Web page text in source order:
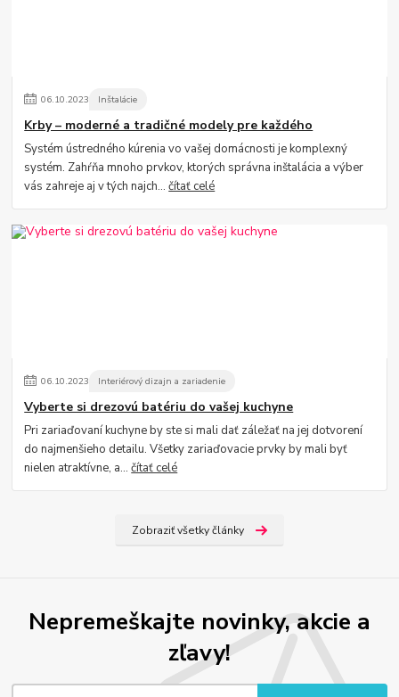
06.10.2023 Inštalácie
Krby – moderné a tradičné modely pre každého
Systém ústredného kúrenia vo vašej domácnosti je komplexný
systém. Zahŕňa mnoho prvkov, ktorých správna inštalácia a výber
vás zahreje aj v tých najch...čítať celé
06.10.2023 Interiérový dizajn a zariadenie
Vyberte si drezovú batériu do vašej kuchyne
Pri zariaďovaní kuchyne by ste si mali dať záležať na jej dotvorení
do najmenšieho detailu. Všetky zariaďovacie prvky by mali byť
nielen atraktívne, a...čítať celé
Zobraziť všetky články
Nepremeškajte novinky, akcie a
zľavy!